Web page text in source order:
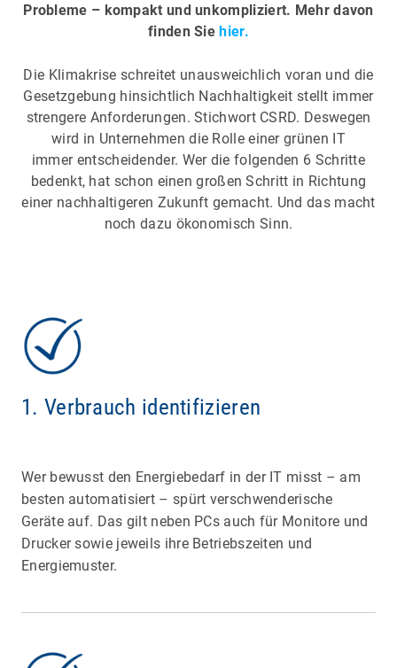
Probleme – kompakt und unkompliziert. Mehr davon
finden Siehier.
Die Klimakrise schreitet unausweichlich voran und die
Gesetzgebung hinsichtlich Nachhaltigkeit stellt immer
strengere Anforderungen. Stichwort CSRD. Deswegen
wird in Unternehmen die Rolle einer grünen IT
immer entscheidender. Wer die folgenden 6 Schritte
bedenkt, hat schon einen großen Schritt in Richtung
einer nachhaltigeren Zukunft gemacht. Und das macht
noch dazu ökonomisch Sinn.
1. Verbrauch identifizieren
Wer bewusst den Energiebedarf in der IT misst – am
besten automatisiert – spürt verschwenderische
Geräte auf. Das gilt neben PCs auch für Monitore und
Drucker sowie jeweils ihre Betriebszeiten und
Energiemuster.